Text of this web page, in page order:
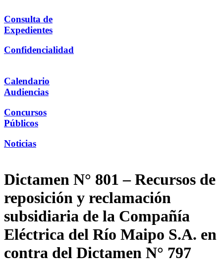
Consulta de
Expedientes
Confidencialidad
Calendario
Audiencias
Concursos
Públicos
Noticias
Dictamen N° 801 – Recursos de
reposición y reclamación
subsidiaria de la Compañía
Eléctrica del Río Maipo S.A. en
contra del Dictamen N° 797